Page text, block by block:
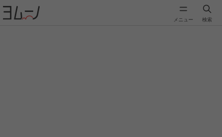
メニュー 検索